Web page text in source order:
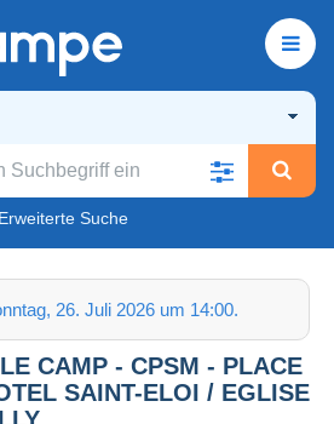
Erweiterte Suche
26. Juli 2026 um 14:00.
CAMP - CPSM - PLACE
SAINT-ELOI / EGLISE